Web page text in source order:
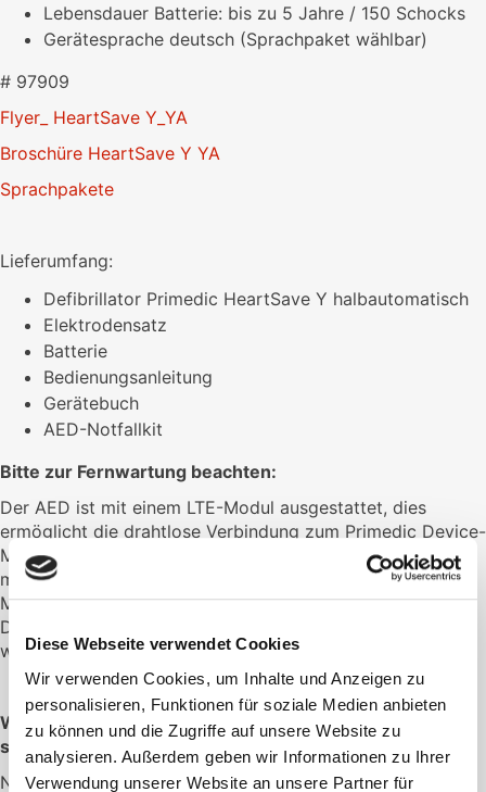
Diese Webseite verwendet Cookies
Wir verwenden Cookies, um Inhalte und Anzeigen zu
personalisieren, Funktionen für soziale Medien anbieten
zu können und die Zugriffe auf unsere Website zu
analysieren. Außerdem geben wir Informationen zu Ihrer
Verwendung unserer Website an unsere Partner für
Lebensdauer Batterie: bis zu 5 Jahre / 150 Schocks
Gerätesprache deutsch (Sprachpaket wählbar)
# 97909
Flyer_ HeartSave Y_YA
Broschüre HeartSave Y YA
Sprachpakete
Lieferumfang:
Defibrillator Primedic HeartSave Y halbautomatisch
Elektrodensatz
Batterie
Bedienungsanleitung
Gerätebuch
AED-Notfallkit
Bitte zur Fernwartung beachten:
Der AED ist mit einem LTE-Modul ausgestattet, dies
ermöglicht die drahtlose Verbindung zum Primedic Device-
Management-Tool myPRIMEDIC Connect. Für die Nutzung
muss am Installationsort des Defibrillators eine
Mobilfunkverbindung verfügbar sein, sowie ein passendes
Datenübertragungspaket (siehe IOT Artikel) gebucht
werden.
Was Sie bei dem Kauf eines Defibrillators beachten
sollten:
Nach den gesetzlichen Bestimmungen der